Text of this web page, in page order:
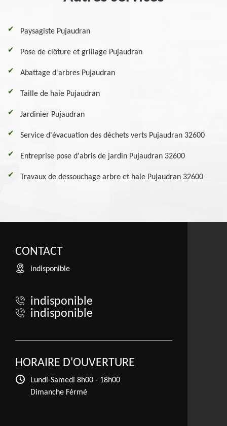
Paysagiste Pujaudran
Pose de clôture et grillage Pujaudran
Abattage d'arbres Pujaudran
Taille de haie Pujaudran
Jardinier Pujaudran
Service d'évacuation des déchets verts Pujaudran 32600
Entreprise pose d'abris de jardin Pujaudran 32600
Travaux de dessouchage arbre et haie Pujaudran 32600
CONTACT
indisponible
indisponible
indisponible
HORAIRE D'OUVERTURE
Lundi-Samedi 8h00 - 18h00
Dimanche Férmé